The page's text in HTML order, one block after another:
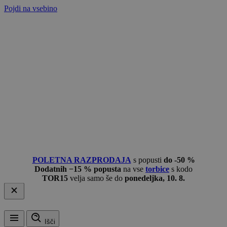
Pojdi na vsebino
POLETNA RAZPRODAJA s popusti do -50 %
Dodatnih −15 % popusta na vse torbice s kodo
TOR15 velja samo še do ponedeljka, 10. 8.
Išči